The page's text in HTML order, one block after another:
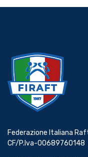
Federazione Italiana
CF/P.Iva-00689760148